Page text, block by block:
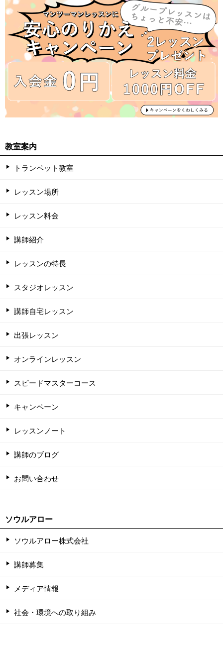
教室案内
トランペット教室
レッスン場所
レッスン料金
講師紹介
レッスンの特長
スタジオレッスン
講師自宅レッスン
出張レッスン
オンラインレッスン
スピードマスターコース
キャンペーン
レッスンノート
講師のブログ
お問い合わせ
ソウルアロー
ソウルアロー株式会社
講師募集
メディア情報
社会・環境への取り組み